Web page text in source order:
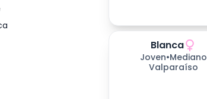
días esperando
Blanca
Joven•Mediano
Valparaíso